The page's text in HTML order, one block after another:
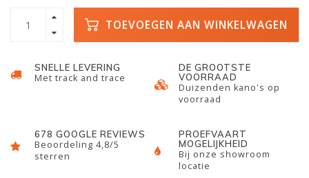
TOEVOEGEN AAN WINKELWAGEN
SNELLE LEVERING
Met track and trace
DE GROOTSTE
VOORRAAD
Duizenden kano's op
voorraad
678 GOOGLE REVIEWS
Beoordeling 4,8/5
sterren
PROEFVAART
MOGELIJKHEID
Bij onze showroom
locatie